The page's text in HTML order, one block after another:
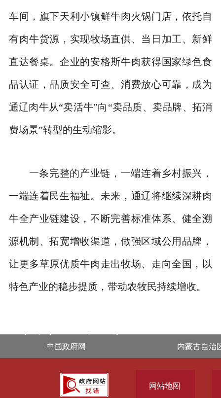
车间，旗下天利小镇鲜牛肉火锅门店，依托自
有肉牛货源，实现牧场直供、当日加工、新鲜
直达餐桌。企业的安格斯牛肉获得国家绿色食
品认证，品质安全可查、消费放心可靠，成为
通辽肉牛从“卖活牛”向“卖品质、卖品牌、拓消
费场景”转型的生动缩影。
一条完整的产业链，一端连着乡村振兴，
一端连着民生福祉。未来，通辽将继续深耕肉
牛全产业链建设，不断完善标准体系、健全溯
源机制、拓宽增收渠道，做强区域公用品牌，
让更多草原优质牛肉走出牧场、走向全国，以
特色产业的稳步提质，带动农牧民持续增收。
中国政府网
内蒙古自治
网站地图